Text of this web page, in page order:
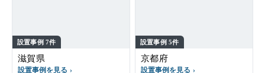
設置事例 7件
滋賀県
設置事例を見る
設置事例 5件
京都府
設置事例を見る